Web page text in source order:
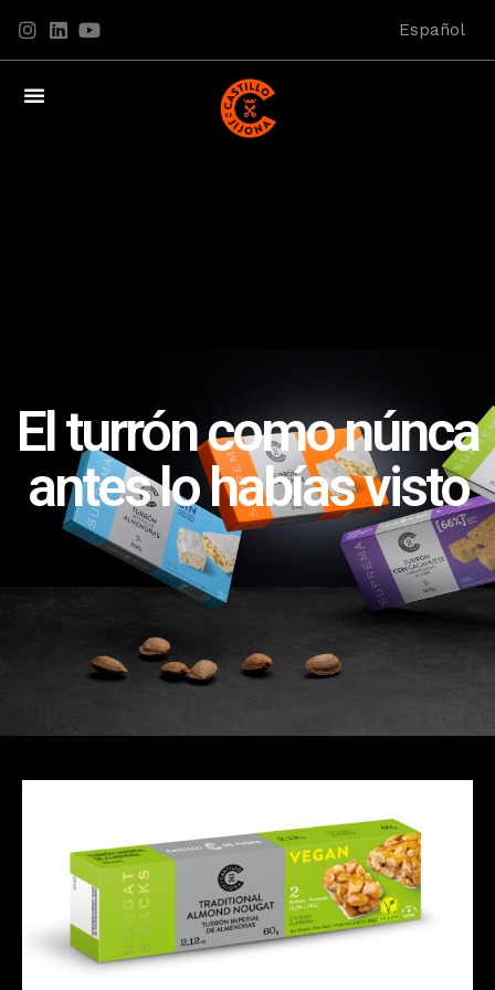
Español
El turrón como núnca
antes lo habías visto
Turrones Snack
SNACK TURRÓN IMPERIAL
VEGANO (60g, 2 x 30g)